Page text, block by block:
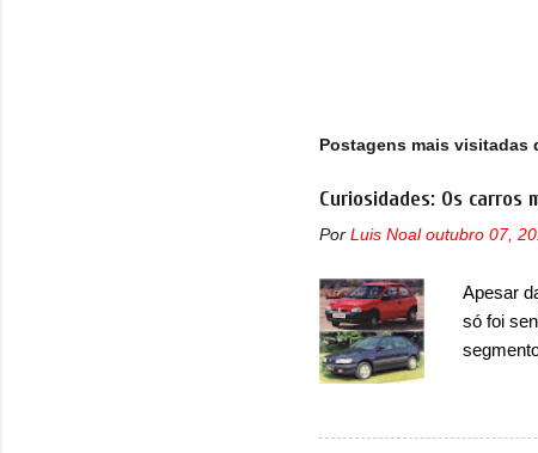
Postagens mais visitadas
Curiosidades: Os carros
Por Luis Noal outubro 07,
Apesar
só foi
lançada